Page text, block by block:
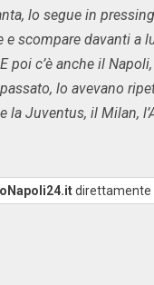
lo segue in
e scompare davanti a
poi c’è anche il
lo avevano
la Juventus, il Milan,
direttamente